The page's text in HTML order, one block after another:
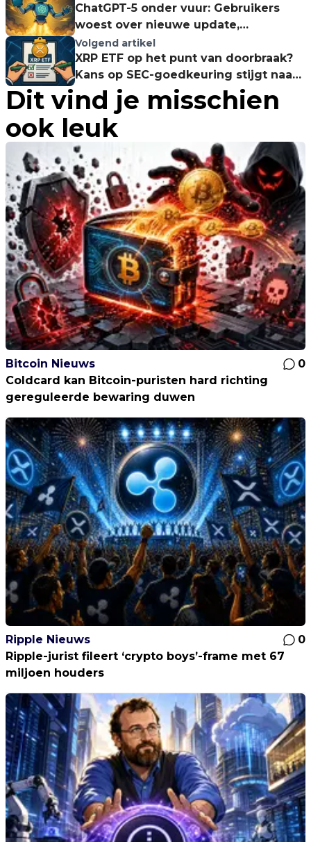
ChatGPT-5 onder vuur: Gebruikers
woest over nieuwe update,
concurrentie wint terrein
Volgend artikel
XRP ETF op het punt van doorbraak?
Kans op SEC-goedkeuring stijgt naar
90% na einde Ripple-rechtszaak
Dit vind je misschien
ook leuk
Bitcoin Nieuws
0
Coldcard kan Bitcoin-puristen hard richting
gereguleerde bewaring duwen
Ripple Nieuws
0
Ripple-jurist fileert ‘crypto boys’-frame met 67
miljoen houders